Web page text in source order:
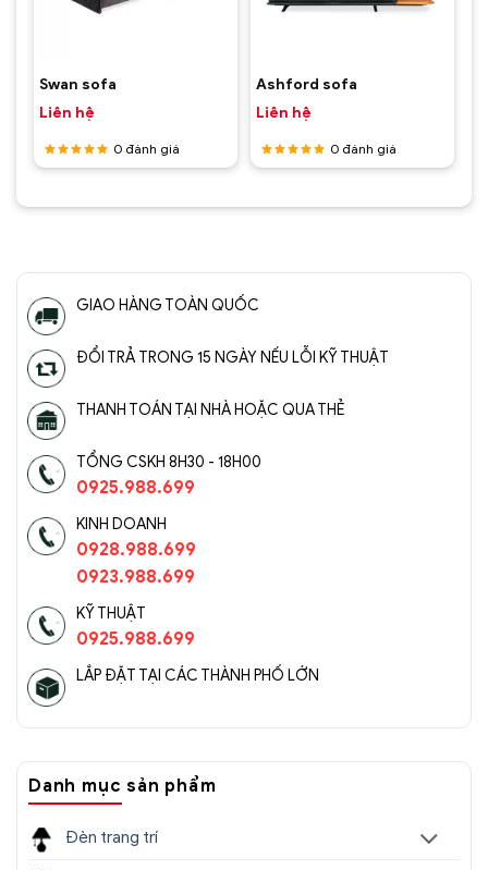
Swan sofa
Liên hệ
Được
55 sao
0 đánh giá
Ashford sofa
Liên hệ
Được
55 sao
0 đánh giá
GIAO HÀNG TOÀN QUỐC
ĐỔI TRẢ TRONG 15 NGÀY NẾU LỖI KỸ THUẬT
THANH TOÁN TẠI NHÀ HOẶC QUA THẺ
TỔNG CSKH 8H30 - 18H00
0925.988.699
KINH DOANH
0928.988.699
0923.988.699
KỸ THUẬT
0925.988.699
LẮP ĐẶT TẠI CÁC THÀNH PHỐ LỚN
Danh mục sản phẩm
Đèn trang trí